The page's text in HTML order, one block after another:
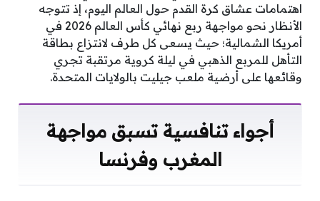
اهتمامات عشاق كرة القدم حول العالم اليوم، إذ تتوجه
الأنظار نحو مواجهة ربع نهائي كأس العالم 2026 في
أمريكا الشمالية؛ حيث يسعى كل طرف لانتزاع بطاقة
التأهل للمربع الذهبي في ليلة كروية مرتقبة تجري
وقائعها على أرضية ملعب جيليت بالولايات المتحدة.
أجواء تنافسية تسبق مواجهة
المغرب وفرنسا